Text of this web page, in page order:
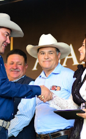
Municipio capital.
programa se
pintura, para dar
Elizondo y la
en 66 casas.
a Villas de
y Decreto
Ojo de Agua,